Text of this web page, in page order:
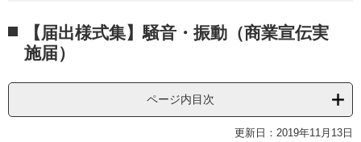
文
【届出様式集】騒音・振動（商業宣伝実
施届）
ページ内目次
更新日：2019年11月13日